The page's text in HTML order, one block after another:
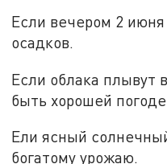
Если вечером 2
осадков.
Если облака плывут
быть хорошей
Ели ясный
богатому урожаю.